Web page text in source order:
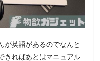
が英語があるのでなんと
きればあとはマニュアル